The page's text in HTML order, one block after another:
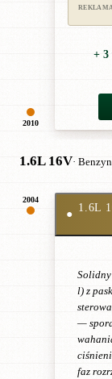
2010
REKLAMA
+ 3
1.6L 16V·
2004
●
1.6L
l) z
—
faz